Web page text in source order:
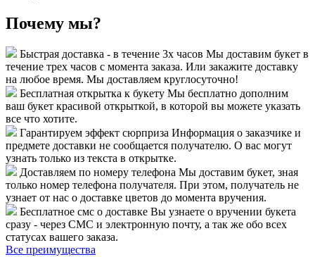
Почему мы?
Быстрая доставка - в течение 3х часов Мы доставим букет в
течение трех часов с момента заказа. Или закажите доставку
на любое время. Мы доставляем круглосуточно!
Бесплатная открытка к букету Мы бесплатно дополним
ваш букет красивой открыткой, в которой вы можете указать
все что хотите.
Гарантируем эффект сюрприза Информация о заказчике и
предмете доставки не сообщается получателю. О вас могут
узнать только из текста в открытке.
Доставляем по номеру телефона Мы доставим букет, зная
только номер телефона получателя. При этом, получатель не
узнает от нас о доставке цветов до момента вручения.
Бесплатное смс о доставке Вы узнаете о вручении букета
сразу - через СМС и электронную почту, а так же обо всех
статусах вашего заказа.
Все преимущества